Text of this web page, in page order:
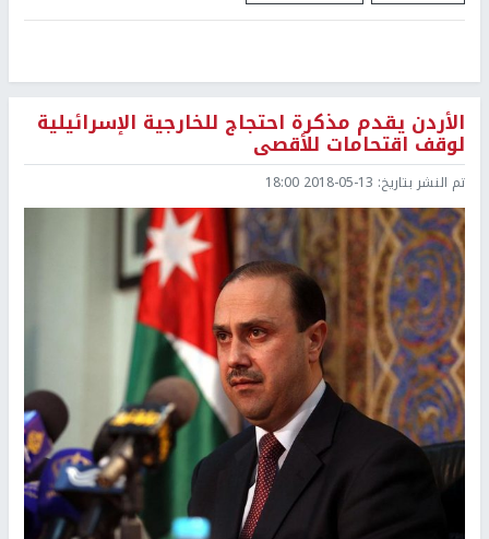
الأردن يقدم مذكرة احتجاج للخارجية الإسرائيلية
لوقف اقتحامات للأقصى
تم النشر بتاريخ: 2018-05-13 18:00